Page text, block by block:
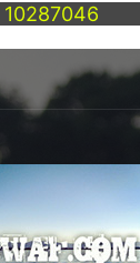
10287046